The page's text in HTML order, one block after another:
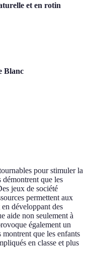
et en rotin
Blanc
pour stimuler la
démontrent que les
jeux de société
permettent aux
développant des
aide non seulement à
également un
que les enfants
en classe et plus